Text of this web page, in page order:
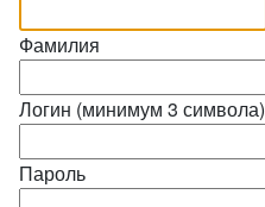
Фамилия
Логин (минимум 3 символа)
Пароль